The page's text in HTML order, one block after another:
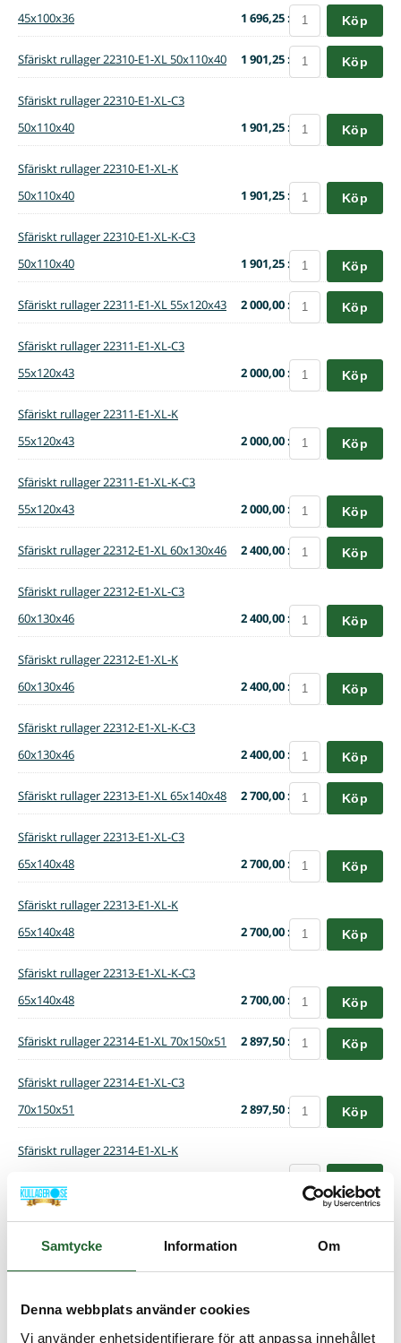
Samtycke Information Om
Denna webbplats använder cookies
Vi använder enhetsidentifierare för att anpassa innehållet
45x100x36
1 696,25 :- Köp
Sfäriskt rullager 22310-E1-XL 50x110x40 1 901,25 :- Köp
Sfäriskt rullager 22310-E1-XL-C3
50x110x40
1 901,25 :- Köp
Sfäriskt rullager 22310-E1-XL-K
50x110x40
1 901,25 :- Köp
Sfäriskt rullager 22310-E1-XL-K-C3
50x110x40
1 901,25 :- Köp
Sfäriskt rullager 22311-E1-XL 55x120x43 2 000,00 :- Köp
Sfäriskt rullager 22311-E1-XL-C3
55x120x43
2 000,00 :- Köp
Sfäriskt rullager 22311-E1-XL-K
55x120x43
2 000,00 :- Köp
Sfäriskt rullager 22311-E1-XL-K-C3
55x120x43
2 000,00 :- Köp
Sfäriskt rullager 22312-E1-XL 60x130x46 2 400,00 :- Köp
Sfäriskt rullager 22312-E1-XL-C3
60x130x46
2 400,00 :- Köp
Sfäriskt rullager 22312-E1-XL-K
60x130x46
2 400,00 :- Köp
Sfäriskt rullager 22312-E1-XL-K-C3
60x130x46
2 400,00 :- Köp
Sfäriskt rullager 22313-E1-XL 65x140x48 2 700,00 :- Köp
Sfäriskt rullager 22313-E1-XL-C3
65x140x48
2 700,00 :- Köp
Sfäriskt rullager 22313-E1-XL-K
65x140x48
2 700,00 :- Köp
Sfäriskt rullager 22313-E1-XL-K-C3
65x140x48
2 700,00 :- Köp
Sfäriskt rullager 22314-E1-XL 70x150x51 2 897,50 :- Köp
Sfäriskt rullager 22314-E1-XL-C3
70x150x51
2 897,50 :- Köp
Sfäriskt rullager 22314-E1-XL-K
2 897,50 :-
Sfäriskt rullager 22314-E1-XL-K-C3
70x150x51